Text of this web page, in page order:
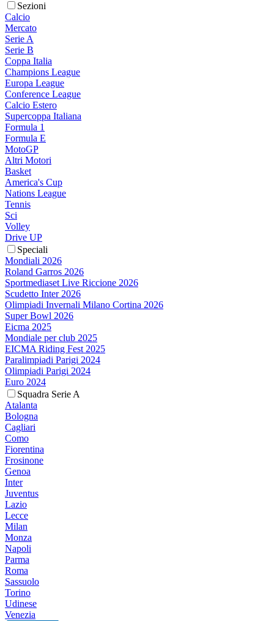
Sezioni
Calcio
Mercato
Serie A
Serie B
Coppa Italia
Champions League
Europa League
Conference League
Calcio Estero
Supercoppa Italiana
Formula 1
Formula E
MotoGP
Altri Motori
Basket
America's Cup
Nations League
Tennis
Sci
Volley
Drive UP
Speciali
Mondiali 2026
Roland Garros 2026
Sportmediaset Live Riccione 2026
Scudetto Inter 2026
Olimpiadi Invernali Milano Cortina 2026
Super Bowl 2026
Eicma 2025
Mondiale per club 2025
EICMA Riding Fest 2025
Paralimpiadi Parigi 2024
Olimpiadi Parigi 2024
Euro 2024
Squadra Serie A
Atalanta
Bologna
Cagliari
Como
Fiorentina
Frosinone
Genoa
Inter
Juventus
Lazio
Lecce
Milan
Monza
Napoli
Parma
Roma
Sassuolo
Torino
Udinese
Venezia